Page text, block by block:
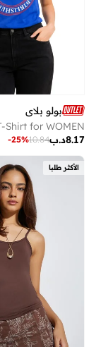
بولو بلاي
د.ب8.17
10.84
-25%
الأكثر طلبا